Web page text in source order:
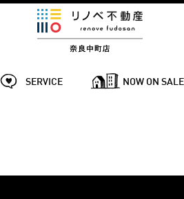
SERVICE NOW ON SALE